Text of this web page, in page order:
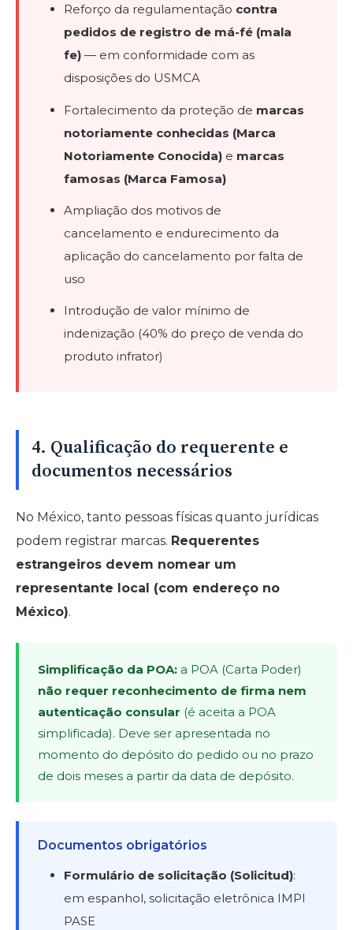
Reforço da regulamentação contra
pedidos de registro de má-fé (mala
fe) — em conformidade com as
disposições do USMCA
Fortalecimento da proteção de marcas
notoriamente conhecidas (Marca
Notoriamente Conocida) e marcas
famosas (Marca Famosa)
Ampliação dos motivos de
cancelamento e endurecimento da
aplicação do cancelamento por falta de
uso
Introdução de valor mínimo de
indenização (40% do preço de venda do
produto infrator)
4. Qualificação do requerente e
documentos necessários
No México, tanto pessoas físicas quanto jurídicas
podem registrar marcas. Requerentes
estrangeiros devem nomear um
representante local (com endereço no
México).
Simplificação da POA: a POA (Carta Poder)
não requer reconhecimento de firma nem
autenticação consular (é aceita a POA
simplificada). Deve ser apresentada no
momento do depósito do pedido ou no prazo
de dois meses a partir da data de depósito.
Documentos obrigatórios
Formulário de solicitação (Solicitud):
em espanhol, solicitação eletrônica IMPI
PASE